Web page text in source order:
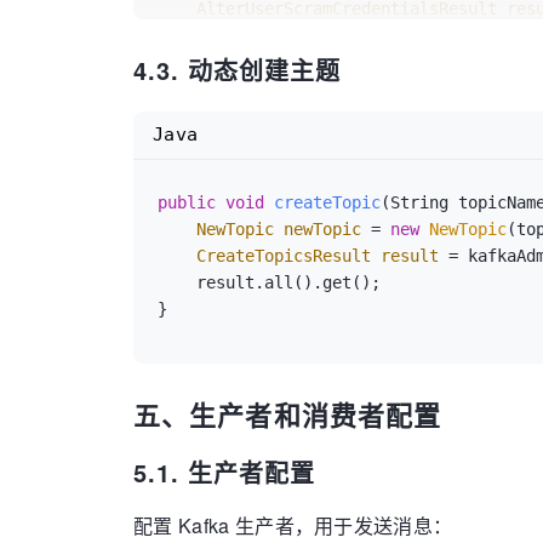
AlterUserScramCredentialsResult
}
* 配置用户只读权限
public void createAcl(String account,
AclBinding aclBindingTopic =
AclBinding
aclBindingGroup
4.3. 动态创建主题
public void createTopic(String
NewTopic newTopic = new NewTopic
CreateTopicsResult
result =
Java
五、生产者和消费者配置
5.1. 生产者配置
配置 Kafka 生产者，用于发送消息：